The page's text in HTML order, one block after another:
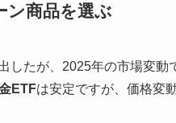
ン商品を選ぶ
したが、2025年の市場変動
ETFは安定ですが、価格変